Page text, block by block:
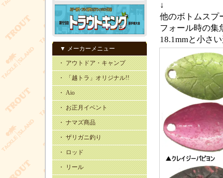
▼ メーカーメニュー
・ アウトドア・キャンプ
・ 「越トラ」オリジナル!!
・ Aio
・ お正月イベント
・ ナマズ商品
・ ザリガニ釣り
・ ロッド
・ リール
↓
他のボトムスプ
フォール時の集
18.1mmと小さ